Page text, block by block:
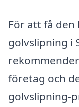
För att få
golvslipning i
företag och
golvslipning-